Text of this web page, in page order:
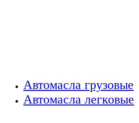
Автомасла грузовые
Автомасла легковые